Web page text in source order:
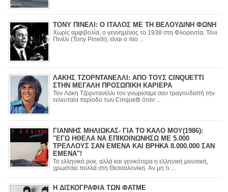
ΤΟΝΥ ΠΙΝΕΛΙ: Ο ΙΤΑΛΟΣ ΜΕ ΤΗ ΒΕΛΟΥΔΙΝΗ ΦΩΝΗ
Χωρίς αμφιβολία, ο γεννημένος το 1938 στη Φλορεντία, Τόνι
Πινέλι (Tony Pinelli), είναι ο πιο ...
ΛΑΚΗΣ ΤΖΟΡΝΤΑΝΕΛΛΙ: ΑΠΟ ΤΟΥΣ CINQUETTI
ΣΤΗΝ ΜΕΓΑΛΗ ΠΡΟΣΩΠΙΚΗ ΚΑΡΙΕΡΑ
Τον Λάκη Τζορντανέλλι τον γνωρίσαμε σαν τραγουδιστή την
τελευταία περίοδο των Cinquetti όταν ...
ΓΙΑΝΝΗΣ ΜΗΛΙΩΚΑΣ- ΓΙΑ ΤΟ ΚΑΛΟ ΜΟΥ(1986):
"ΕΓΩ ΗΘΕΛΑ ΝΑ ΕΠΙΚΟΙΝΩΝΗΣΩ ΜΕ 5.000
ΤΡΕΛΛΟΥΣ ΣΑΝ ΕΜΕΝΑ ΚΑΙ ΒΡΗΚΑ 8.000.000 ΣΑΝ
ΕΜΕΝΑ"!
Το ελληνικό ροκ, αλλά και γενικότερα η ελληνική μουσική,
χρωστάει πολλά στη Θεσσαλονίκη. Αν μη τι ...
Η ΔΙΣΚΟΓΡΑΦΙΑ ΤΩΝ ΦΑΤΜΕ